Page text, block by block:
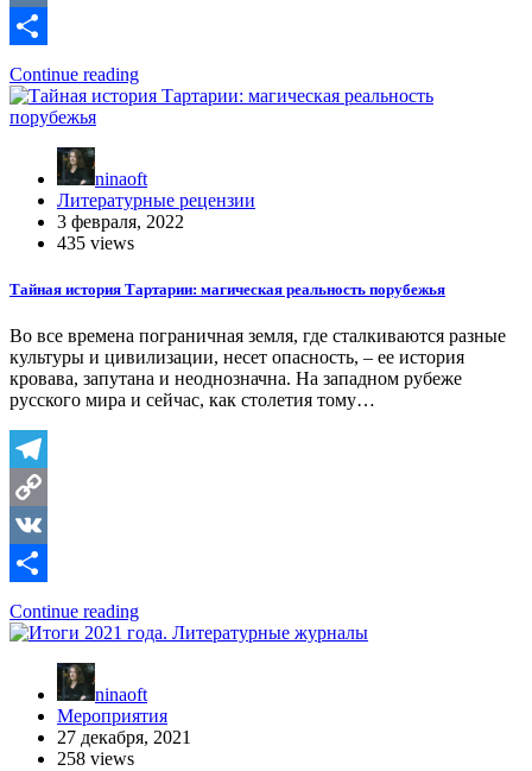
Link
VK
Отправить
Continue reading
ninaoft
Литературные рецензии
3 февраля, 2022
435 views
Тайная история Тартарии: магическая реальность порубежья
Во все времена пограничная земля, где сталкиваются разные
культуры и цивилизации, несет опасность, – ее история
кровава, запутана и неоднозначна. На западном рубеже
русского мира и сейчас, как столетия тому…
Telegram
Copy
Link
VK
Отправить
Continue reading
ninaoft
Мероприятия
27 декабря, 2021
258 views